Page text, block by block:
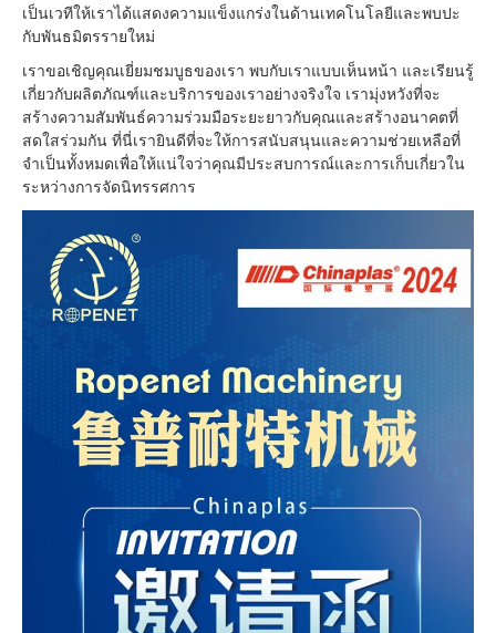
เป็นเวทีให้เราได้แสดงความแข็งแกร่งในด้านเทคโนโลยีและพบปะ
กับพันธมิตรรายใหม่
เราขอเชิญคุณเยี่ยมชมบูธของเรา พบกับเราแบบเห็นหน้า และเรียนรู้
เกี่ยวกับผลิตภัณฑ์และบริการของเราอย่างจริงใจ เรามุ่งหวังที่จะ
สร้างความสัมพันธ์ความร่วมมือระยะยาวกับคุณและสร้างอนาคตที่
สดใสร่วมกัน ที่นี่เรายินดีที่จะให้การสนับสนุนและความช่วยเหลือที่
จำเป็นทั้งหมดเพื่อให้แน่ใจว่าคุณมีประสบการณ์และการเก็บเกี่ยวใน
ระหว่างการจัดนิทรรศการ